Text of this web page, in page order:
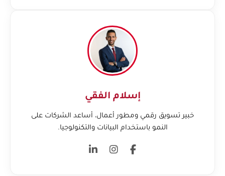
إسلام الفقي
خبير تسويق رقمي ومطور أعمال، أساعد الشركات على
النمو باستخدام البيانات والتكنولوجيا.